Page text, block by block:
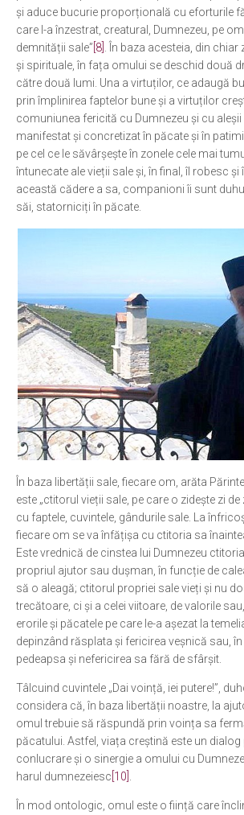
și aduce bucurie proporțională cu eforturile
care l-a înzestrat, creatural, Dumnezeu, pe
demnității sale” [8] . În baza acesteia, din chiar
și spirituale, în fața omului se deschid două
către două lumi. Una a virtuților, ce adaugă
prin împlinirea faptelor bune și a virtuților
comuniunea fericită cu Dumnezeu și cu aleșii
manifestat și concretizat în păcate și în
pe cel ce le săvârșește în zonele cele mai
întunecate ale vieții sale și, în final, îl robesc și
această cădere a sa, companioni îi sunt
săi, statorniciți în păcate.
În baza libertății sale, fiecare om, arăta
este „ctitorul vieții sale, pe care o zidește zi
cu faptele, cuvintele, gândurile sale. La
fiecare om se va înfățișa cu ctitoria sa
Este vrednică de cinstea lui Dumnezeu ctitoria
propriul ajutor sau dușman, în funcție de
să o aleagă; ctitorul propriei sale vieți și nu
trecătoare, ci și a celei viitoare, de valorile
erorile și păcatele pe care le-a așezat la
depinzând răsplata și fericirea veșnică sau,
pedeapsa și nefericirea sa fără de sfârșit.
Tâlcuind cuvintele „Dai voință, iei putere!”,
considera că, în baza libertății noastre, la
omul trebuie să răspundă prin voința sa
păcatului. Astfel, viața creștină este un dialog
conlucrare și o sinergie a omului cu
harul dumnezeiesc [10]
În mod ontologic, omul este o ființă care